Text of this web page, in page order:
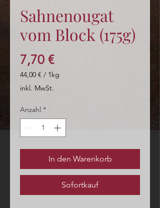
Sahnenougat
vom Block (175g)
7,70 €Preis
44,00 € / 1kg
44,00 €
Kilogramm
inkl. MwSt.
Anzahl *
In den Warenkorb
Sofortkauf